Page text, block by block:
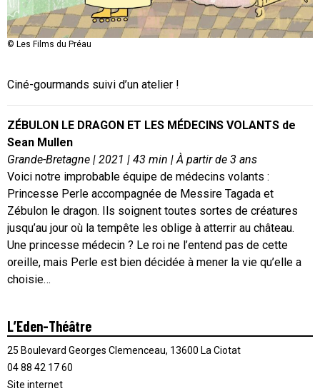
© Les Films du Préau
Ciné-gourmands suivi d’un atelier !
ZÉBULON LE DRAGON ET LES MÉDECINS VOLANTS de
Sean Mullen
Grande-Bretagne | 2021 | 43 min | À partir de 3 ans
Voici notre improbable équipe de médecins volants :
Princesse Perle accompagnée de Messire Tagada et
Zébulon le dragon. Ils soignent toutes sortes de créatures
jusqu’au jour où la tempête les oblige à atterrir au château.
Une princesse médecin ? Le roi ne l’entend pas de cette
oreille, mais Perle est bien décidée à mener la vie qu’elle a
choisie…
L’Eden-Théâtre
25 Boulevard Georges Clemenceau, 13600 La Ciotat
04 88 42 17 60
Site internet